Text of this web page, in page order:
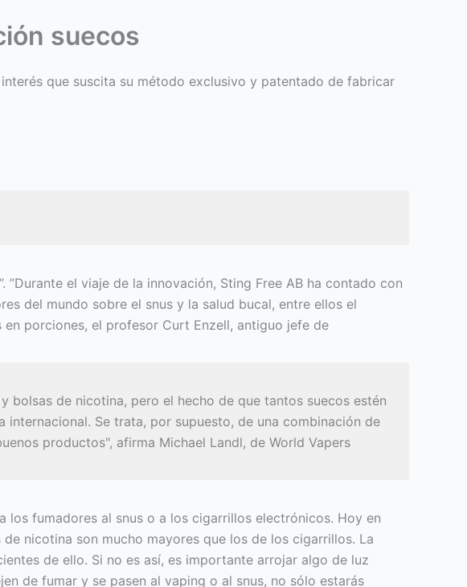
suecos
que suscita su método exclusivo y patentado de fabricar
el viaje de la innovación, Sting Free AB ha contado con
del mundo sobre el snus y la salud bucal, entre ellos el
porciones, el profesor Curt Enzell, antiguo jefe de
bolsas de nicotina, pero el hecho de que tantos suecos estén
Se trata, por supuesto, de una combinación de
productos", afirma Michael Landl, de World Vapers
fumadores al snus o a los cigarrillos electrónicos. Hoy en
nicotina son mucho mayores que los de los cigarrillos. La
de ello. Si no es así, es importante arrojar algo de luz
de fumar y se pasen al vaping o al snus, no sólo estarás